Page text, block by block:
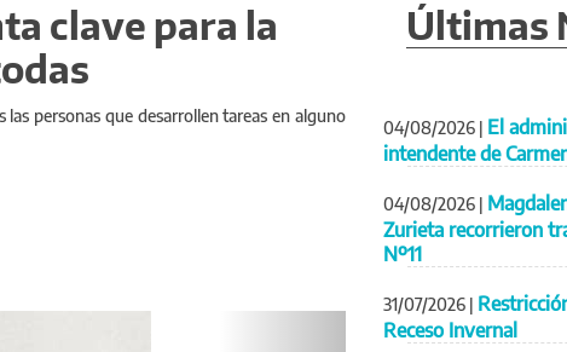
clave para la
personas que desarrollen tareas en alguno
Siguiente
Últimas
04/08/2026 | El
intendente de
04/08/2026 |
Zurieta recorrieron
Nº11
31/07/2026 |
Receso Invernal